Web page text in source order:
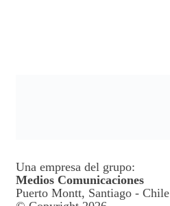
Una empresa del grupo:
Medios Comunicaciones
Puerto Montt, Santiago - Chile